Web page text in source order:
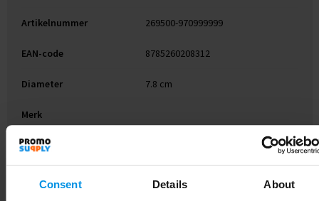
Consent Details About
Artikelnummer 269500-970999999
EAN-code 8785260208312
Diameter 7.8 cm
Merk
Gewicht